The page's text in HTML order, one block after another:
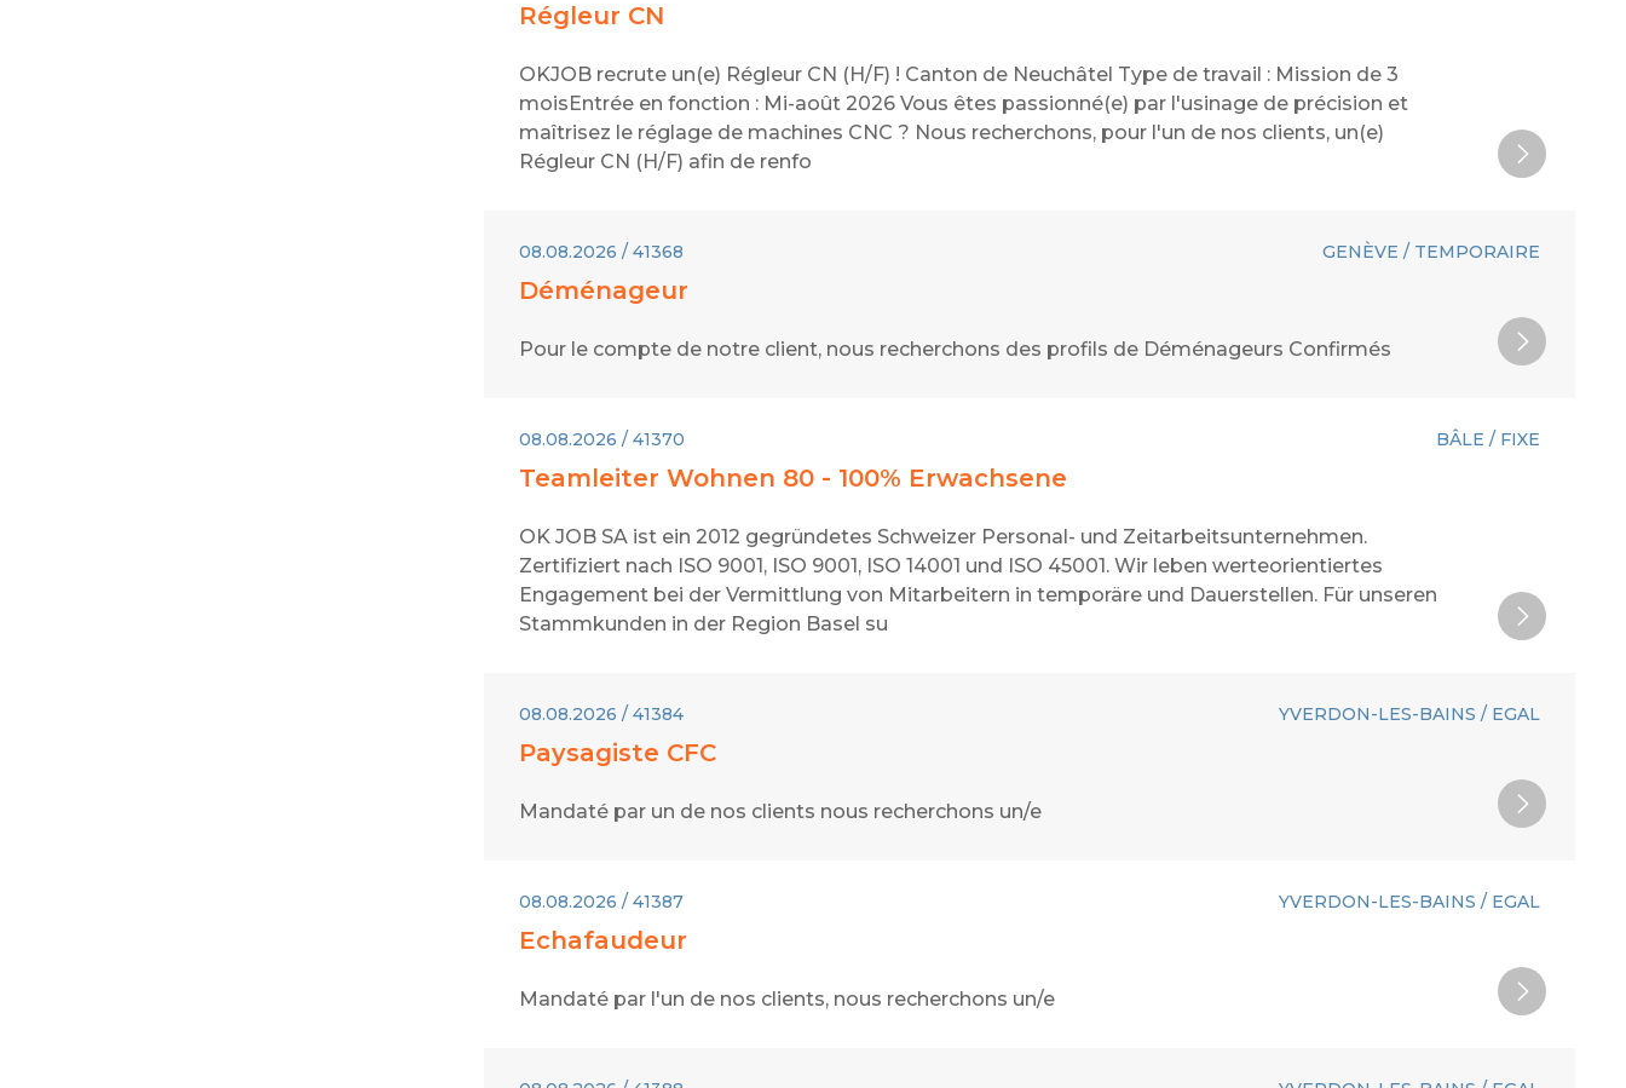
Régleur CN
OKJOB recrute un(e) Régleur CN (H/F) ! Canton de Neuchâtel Type de travail : Mission de 3
moisEntrée en fonction : Mi-août 2026 Vous êtes passionné(e) par l'usinage de précision et
maîtrisez le réglage de machines CNC ? Nous recherchons, pour l'un de nos clients, un(e)
Régleur CN (H/F) afin de renfo
08.08.2026 / 41368 GENÈVE / TEMPORAIRE
Déménageur
Pour le compte de notre client, nous recherchons des profils de Déménageurs Confirmés
08.08.2026 / 41370 BÂLE / FIXE
Teamleiter Wohnen 80 - 100% Erwachsene
OK JOB SA ist ein 2012 gegründetes Schweizer Personal- und Zeitarbeitsunternehmen.
Zertifiziert nach ISO 9001, ISO 9001, ISO 14001 und ISO 45001. Wir leben werteorientiertes
Engagement bei der Vermittlung von Mitarbeitern in temporäre und Dauerstellen. Für unseren
Stammkunden in der Region Basel su
08.08.2026 / 41384 YVERDON-LES-BAINS / EGAL
Paysagiste CFC
Mandaté par un de nos clients nous recherchons un/e
08.08.2026 / 41387 YVERDON-LES-BAINS / EGAL
Echafaudeur
Mandaté par l'un de nos clients, nous recherchons un/e